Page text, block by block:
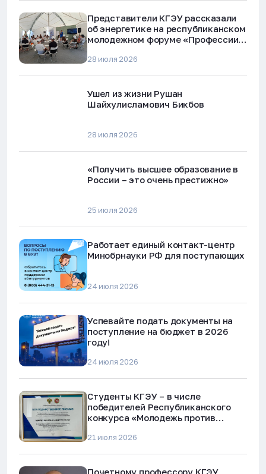
Представители КГЭУ рассказали
об энергетике на республиканском
молодежном форуме «Профессии
28 июля 2026
Ушел из жизни Рушан
Шайхулисламович Бикбов
28 июля 2026
«Получить высшее образование в
России – это очень престижно»
25 июля 2026
Работает единый контакт-центр
Минобрнауки РФ для поступающих
24 июля 2026
Успевайте подать документы на
поступление на бюджет в 2026
году!
24 июля 2026
Студенты КГЭУ – в числе
победителей Республиканского
конкурса «Молодежь против
мошенничества»
21 июля 2026
Почетному профессору КГЭУ